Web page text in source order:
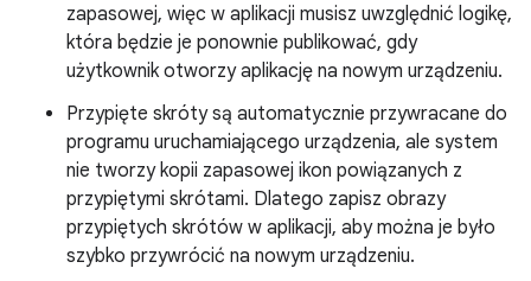
zapasowej, więc w aplikacji musisz uwzględnić logikę,
która będzie je ponownie publikować, gdy
użytkownik otworzy aplikację na nowym urządzeniu.
Przypięte skróty są automatycznie przywracane do
programu uruchamiającego urządzenia, ale system
nie tworzy kopii zapasowej ikon powiązanych z
przypiętymi skrótami. Dlatego zapisz obrazy
przypiętych skrótów w aplikacji, aby można je było
szybko przywrócić na nowym urządzeniu.